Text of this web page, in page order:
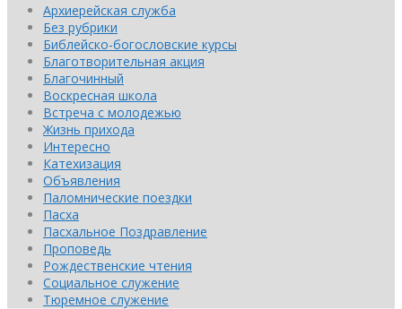
Архиерейская служба
Без рубрики
Библейско-богословские курсы
Благотворительная акция
Благочинный
Воскресная школа
Встреча с молодежью
Жизнь прихода
Интересно
Катехизация
Объявления
Паломнические поездки
Пасха
Пасхальное Поздравление
Проповедь
Рождественские чтения
Социальное служение
Тюремное служение